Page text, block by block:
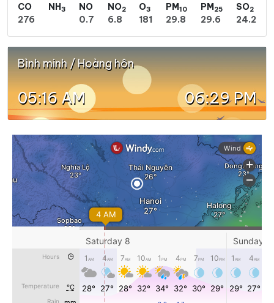
CO
276
NH3
NO
0.7
NO2
6.8
O3
181
PM10
29.8
PM25
29.6
SO2
24.2
Bình minh / Hoàng hôn
05:16 AM 06:29 PM